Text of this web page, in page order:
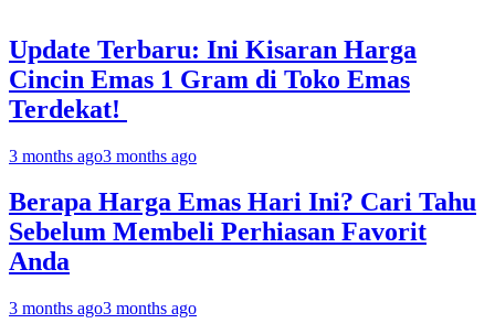
Update Terbaru: Ini Kisaran Harga
Cincin Emas 1 Gram di Toko Emas
Terdekat!
3 months ago3 months ago
Berapa Harga Emas Hari Ini? Cari Tahu
Sebelum Membeli Perhiasan Favorit
Anda
3 months ago3 months ago